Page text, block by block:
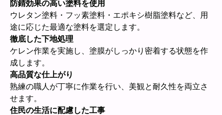
防錆効果の高い塗料を使用
ウレタン塗料・フッ素塗料・エポキシ樹脂塗料など、用
途に応じた最適な塗料を選定します。
徹底した下地処理
ケレン作業を実施し、塗膜がしっかり密着する状態を作
成します。
高品質な仕上がり
熟練の職人が丁寧に作業を行い、美観と耐久性を両立さ
せます。
住民の生活に配慮した工事